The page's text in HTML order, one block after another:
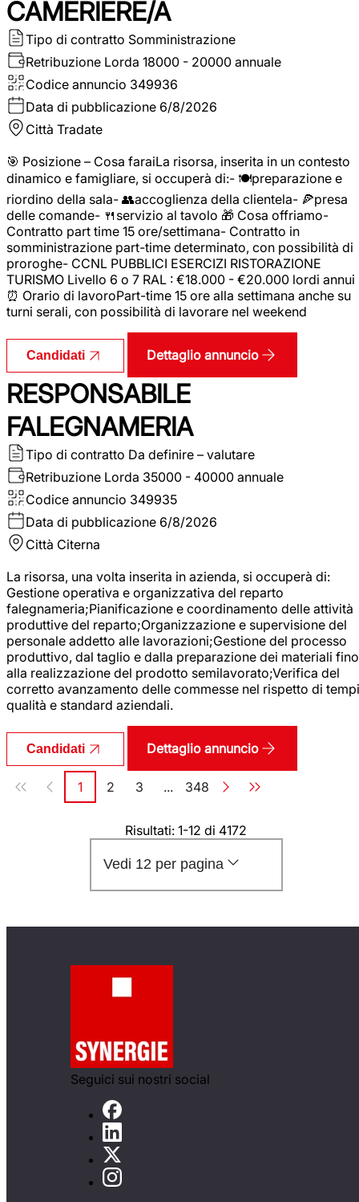
CAMERIERE/A
Tipo di contratto Somministrazione
Retribuzione Lorda 18000 - 20000 annuale
Codice annuncio 349936
Data di pubblicazione 6/8/2026
Città Tradate
🎯 Posizione – Cosa faraiLa risorsa, inserita in un contesto
dinamico e famigliare, si occuperà di:- 🍽️preparazione e
riordino della sala- 👥accoglienza della clientela- 🍕presa
delle comande- 🍴servizio al tavolo 🎁 Cosa offriamo-
Contratto part time 15 ore/settimana- Contratto in
somministrazione part-time determinato, con possibilità di
proroghe- CCNL PUBBLICI ESERCIZI RISTORAZIONE
TURISMO Livello 6 o 7 RAL : €18.000 - €20.000 lordi annui
⏰ Orario di lavoroPart-time 15 ore alla settimana anche su
turni serali, con possibilità di lavorare nel weekend
Candidati Dettaglio annuncio
RESPONSABILE
FALEGNAMERIA
Tipo di contratto Da definire – valutare
Retribuzione Lorda 35000 - 40000 annuale
Codice annuncio 349935
Data di pubblicazione 6/8/2026
Città Citerna
La risorsa, una volta inserita in azienda, si occuperà di:
Gestione operativa e organizzativa del reparto
falegnameria;Pianificazione e coordinamento delle attività
produttive del reparto;Organizzazione e supervisione del
personale addetto alle lavorazioni;Gestione del processo
produttivo, dal taglio e dalla preparazione dei materiali fino
alla realizzazione del prodotto semilavorato;Verifica del
corretto avanzamento delle commesse nel rispetto di
qualità e standard aziendali.
Candidati Dettaglio annuncio
Paginazione
Pagina
1 Pagina
2 Pagina
3 ... Pagina
348
Risultati: 1-12 di 4172
Vedi 12 per pagina
Seguici sui nostri social